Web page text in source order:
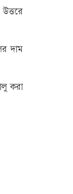
দাম
করা